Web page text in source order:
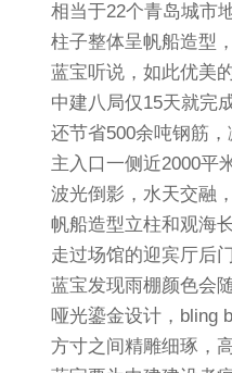
相当于22个青岛城市地
柱子整体呈帆船造型，
蓝宝听说，如此优美的
中建八局仅15天就完成
还节省500余吨钢筋，
主入口一侧近2000平米
波光倒影，水天交融，
帆船造型立柱和观海长
走过场馆的迎宾厅后门
蓝宝发现雨棚颜色会随
哑光鎏金设计，bling
方寸之间精雕细琢，高